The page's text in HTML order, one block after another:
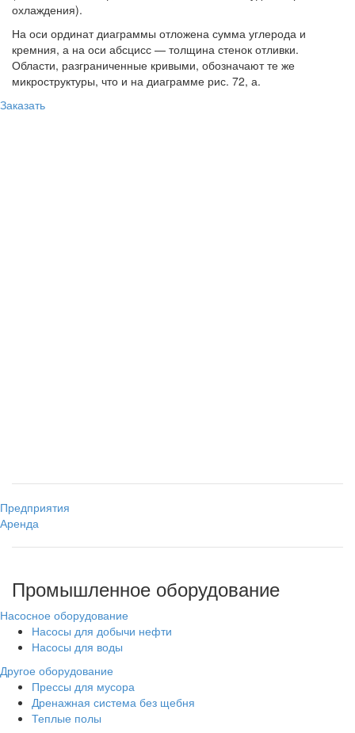
охлаждения).
На оси ординат диаграммы отложена сумма углерода и
кремния, а на оси абсцисс — толщина стенок отливки.
Области, разграниченные кривыми, обозначают те же
микроструктуры, что и на диаграмме рис. 72, а.
Заказать
Предприятия
Аренда
Промышленное оборудование
Насосное оборудование
Насосы для добычи нефти
Насосы для воды
Другое оборудование
Прессы для мусора
Дренажная система без щебня
Теплые полы